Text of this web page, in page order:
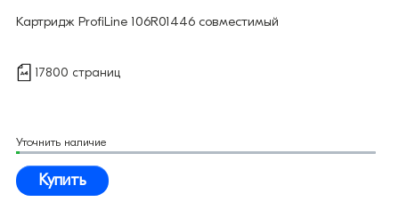
Картридж ProfiLine 106R01446 совместимый
17800 страниц
Уточнить наличие
Купить